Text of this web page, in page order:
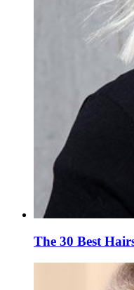
The 30 Best